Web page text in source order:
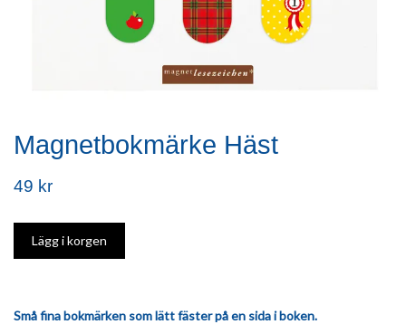
Magnetbokmärke Häst
49 kr
Små fina bokmärken som lätt fäster på en sida i boken.